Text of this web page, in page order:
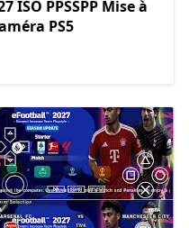
ISO PPSSPP Mise à
PS5